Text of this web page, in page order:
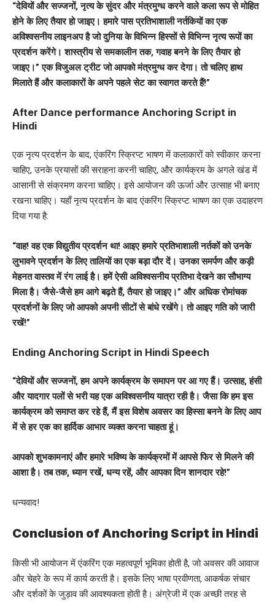
“देवियों और सज्जनों, नृत्य के सुंदर और मंत्रमुग्ध करने वाले कला रूप से मोहित
होने के लिए तैयार हो जाइए। हमारे पास प्रतिभाशाली नर्तकियों का एक
अविश्वसनीय लाइनअप है जो दुनिया के विभिन्न हिस्सों से विभिन्न नृत्य रूपों का
प्रदर्शन करेंगे। शास्त्रीय से समकालीन तक, गवाह बनने के लिए तैयार हो
जाइए।” एक विजुअल ट्रीट जो आपको मंत्रमुग्ध कर देगा। तो चलिए हाथ
मिलाते हैं और कलाकारों के अपने पहले सेट का स्वागत करते हैं!”
After Dance performance Anchoring Script in
Hindi
एक नृत्य प्रदर्शन के बाद, एंकरिंग स्क्रिप्ट भाषण में कलाकारों को स्वीकार करना
चाहिए, उनके प्रयासों की सराहना करनी चाहिए, और कार्यक्रम के अगले खंड में
आसानी से संक्रमण करना चाहिए। इसे आयोजन की ऊर्जा और उत्साह भी बनाए
रखना चाहिए। यहाँ नृत्य प्रदर्शन के बाद एंकरिंग स्क्रिप्ट भाषण का एक उदाहरण
दिया गया है:
“वाह! वह एक विद्युतीय प्रदर्शन था! आइए हमारे प्रतिभाशाली नर्तकों को उनके
लुभावने प्रदर्शन के लिए तालियों का एक बड़ा दौर दें। उनका समर्पण और कड़ी
मेहनत वास्तव में रंग लाई है। हमें ऐसी अविश्वसनीय प्रतिभा देखने का सौभाग्य
मिला है। जैसे-जैसे हम आगे बढ़ते हैं, तैयार हो जाइए।” और अधिक रोमांचक
प्रदर्शनों के लिए जो आपको अपनी सीटों से बांधे रखेंगे। तो आइए गति को जारी
रखें!”
Ending Anchoring Script in Hindi Speech
“देवियों और सज्जनों, हम अपने कार्यक्रम के समापन पर आ गए हैं। उत्साह, हंसी
और यादगार पलों से भरी यह एक अविश्वसनीय यात्रा रही है। जैसा कि हम इस
कार्यक्रम को समाप्त कर रहे हैं, मैं इस विशेष अवसर का हिस्सा बनने के लिए आप
में से हर एक का हार्दिक आभार व्यक्त करना चाहता हूं।
आपको शुभकामनाएं और हमारे भविष्य के कार्यक्रमों में आपसे फिर से मिलने की
आशा है। तब तक, ध्यान रखें, धन्य रहें, और आपका दिन शानदार रहे!”
धन्यवाद!
Conclusion of Anchoring Script in Hindi
किसी भी आयोजन में एंकरिंग एक महत्वपूर्ण भूमिका होती है, जो अवसर की आवाज
और चेहरे के रूप में कार्य करती है। इसके लिए भाषा प्रवीणता, आकर्षक संचार
और दर्शकों के जुड़ाव की आवश्यकता होती है। अंग्रेजी में एक अच्छी तरह से